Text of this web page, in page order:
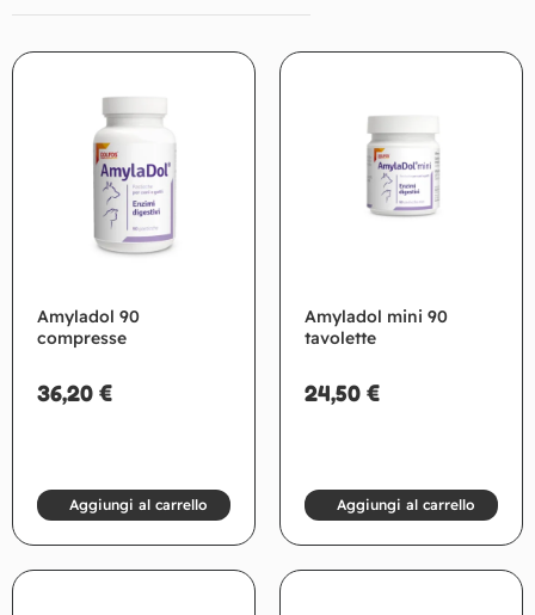
Amyladol 90
compresse
36,20 €
Aggiungi al carrello
Amyladol mini 90
tavolette
24,50 €
Aggiungi al carrello